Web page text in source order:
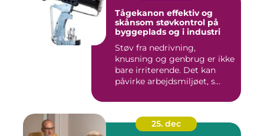
Tågekanon effektiv og
skånsom støvkontrol på
byggeplads og i industri
Støv fra nedrivning,
knusning og genbrug er ikke
bare irriterende. Det kan
påvirke arbejdsmiljøet, s...
25. dec